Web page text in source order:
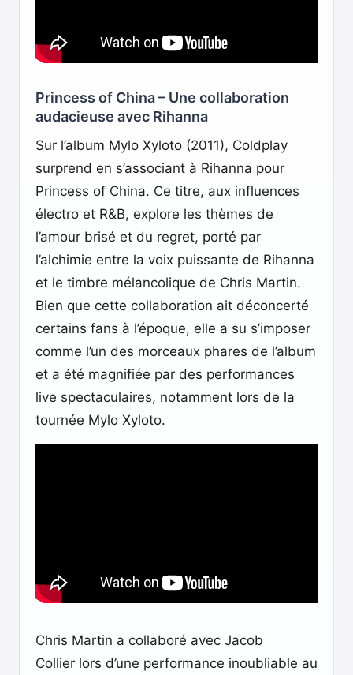
Princess of China – Une collaboration
audacieuse avec Rihanna
Sur l’album Mylo Xyloto (2011), Coldplay
surprend en s’associant à Rihanna pour
Princess of China. Ce titre, aux influences
électro et R&B, explore les thèmes de
l’amour brisé et du regret, porté par
l’alchimie entre la voix puissante de Rihanna
et le timbre mélancolique de Chris Martin.
Bien que cette collaboration ait déconcerté
certains fans à l’époque, elle a su s’imposer
comme l’un des morceaux phares de l’album
et a été magnifiée par des performances
live spectaculaires, notamment lors de la
tournée Mylo Xyloto.
Chris Martin a collaboré avec Jacob
Collier lors d’une performance inoubliable au